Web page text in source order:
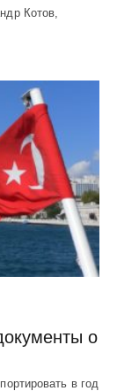
Котов,
о
в год